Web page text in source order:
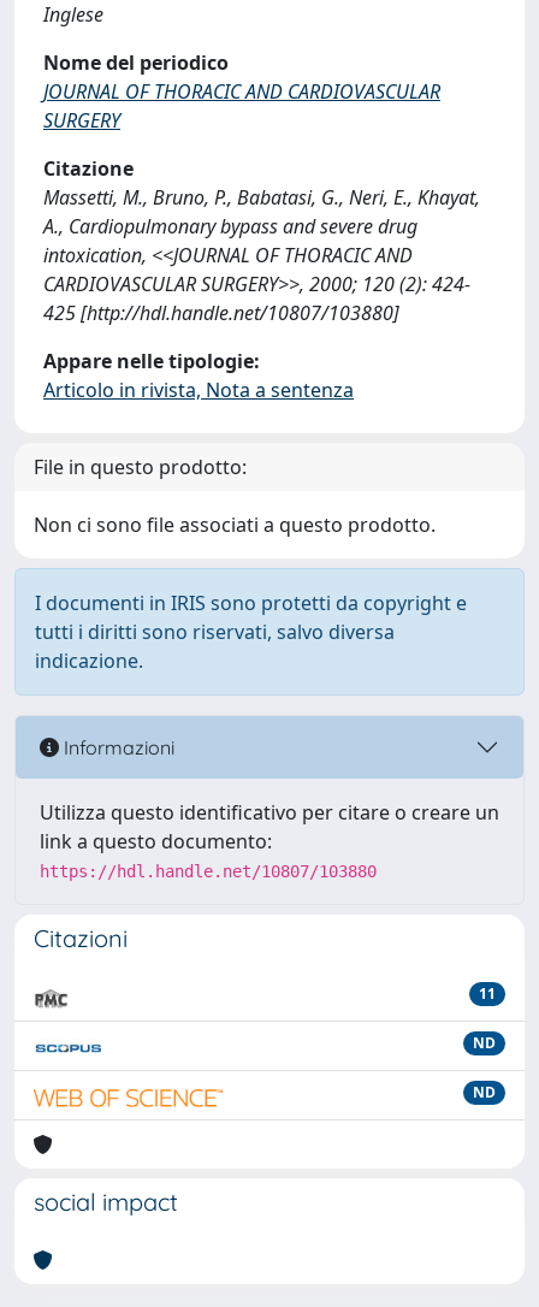
Inglese
Nome del periodico
JOURNAL OF THORACIC AND CARDIOVASCULAR
SURGERY
Citazione
Massetti, M., Bruno, P., Babatasi, G., Neri, E., Khayat,
A., Cardiopulmonary bypass and severe drug
intoxication, <<JOURNAL OF THORACIC AND
CARDIOVASCULAR SURGERY>>, 2000; 120 (2): 424-
425 [http://hdl.handle.net/10807/103880]
Appare nelle tipologie:
Articolo in rivista, Nota a sentenza
File in questo prodotto:
Non ci sono file associati a questo prodotto.
I documenti in IRIS sono protetti da copyright e
tutti i diritti sono riservati, salvo diversa
indicazione.
Informazioni
Utilizza questo identificativo per citare o creare un
link a questo documento:
https://hdl.handle.net/10807/103880
Citazioni
11
ND
ND
social impact